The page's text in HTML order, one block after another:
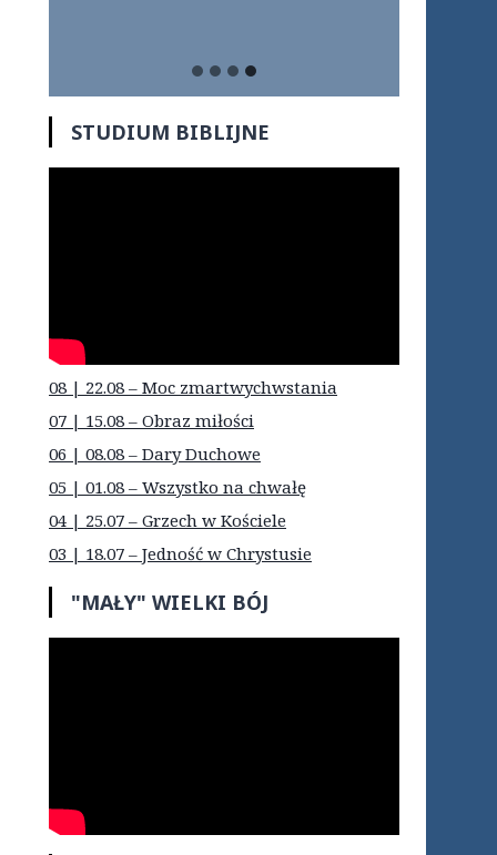
STUDIUM BIBLIJNE
08 | 22.08 – Moc zmartwychwstania
07 | 15.08 – Obraz miłości
06 | 08.08 – Dary Duchowe
05 | 01.08 – Wszystko na chwałę
04 | 25.07 – Grzech w Kościele
03 | 18.07 – Jedność w Chrystusie
"MAŁY" WIELKI BÓJ